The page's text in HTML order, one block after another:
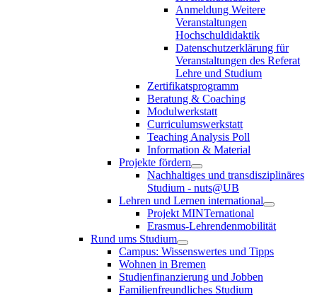
Anmeldung Weitere
Veranstaltungen
Hochschuldidaktik
Datenschutzerklärung für
Veranstaltungen des Referat
Lehre und Studium
Zertifikatsprogramm
Beratung & Coaching
Modulwerkstatt
Curriculumswerkstatt
Teaching Analysis Poll
Information & Material
Projekte fördern
Nachhaltiges und transdisziplinäres
Studium - nuts@UB
Lehren und Lernen international
Projekt MINTernational
Erasmus-Lehrendenmobilität
Rund ums Studium
Campus: Wissenswertes und Tipps
Wohnen in Bremen
Studienfinanzierung und Jobben
Familienfreundliches Studium